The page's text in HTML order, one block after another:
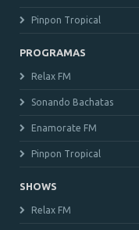
Pinpon Tropical
PROGRAMAS
Relax FM
Sonando Bachatas
Enamorate FM
Pinpon Tropical
SHOWS
Relax FM